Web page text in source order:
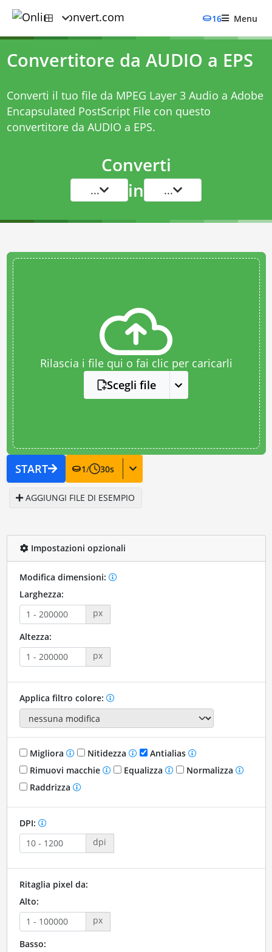
16 Menu
Convertitore da AUDIO a EPS
Converti il tuo file da MPEG Layer 3 Audio a Adobe
Encapsulated PostScript File con questo
convertitore da AUDIO a EPS.
Converti
... in ...
Rilascia i file qui o fai clic per caricarli
Scegli file
START 1/ 30s
AGGIUNGI FILE DI ESEMPIO
Impostazioni opzionali
Modifica dimensioni:
Larghezza:
px
Altezza:
px
Applica filtro colore:
Migliora Nitidezza
Antialias
Rimuovi macchie
Equalizza
Normalizza
Raddrizza
DPI:
dpi
Ritaglia pixel da:
Alto:
px
Basso: